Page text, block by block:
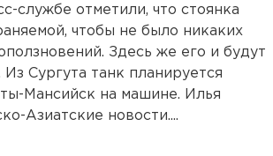
службе отметили, что стоянка
чтобы не было никаких
Здесь же его и будут
Из Сургута танк планируется
Мансийск на машине. Илья
Азиатские новости....